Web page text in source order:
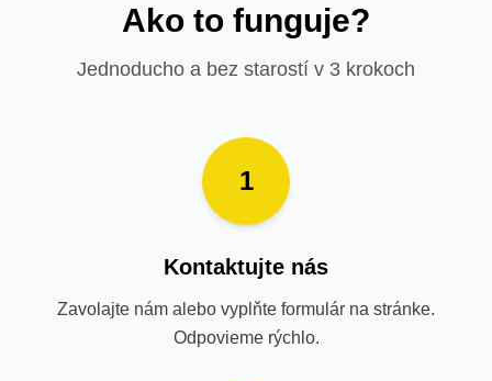
Ako to funguje?
Jednoducho a bez starostí v 3 krokoch
1
Kontaktujte nás
Zavolajte nám alebo vyplňte formulár na stránke.
Odpovieme rýchlo.